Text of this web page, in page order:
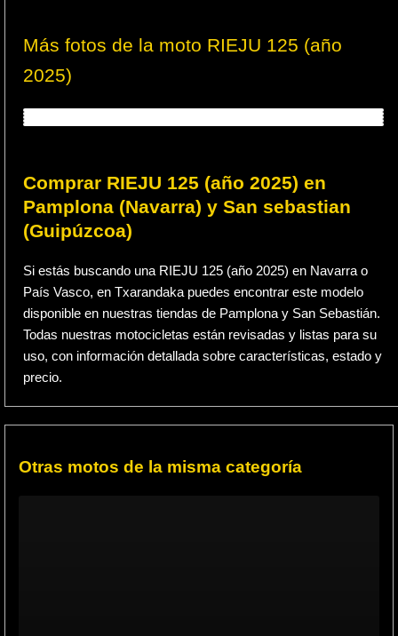
Más fotos de la moto RIEJU 125 (año
2025)
Comprar RIEJU 125 (año 2025) en
Pamplona (Navarra) y San sebastian
(Guipúzcoa)
Si estás buscando una RIEJU 125 (año 2025) en Navarra o
País Vasco, en Txarandaka puedes encontrar este modelo
disponible en nuestras tiendas de Pamplona y San Sebastián.
Todas nuestras motocicletas están revisadas y listas para su
uso, con información detallada sobre características, estado y
precio.
Otras motos de la misma categoría